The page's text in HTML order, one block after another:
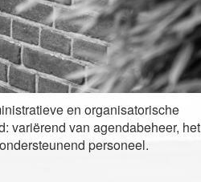
en organisatorische
variërend van agendabeheer, het
personeel.